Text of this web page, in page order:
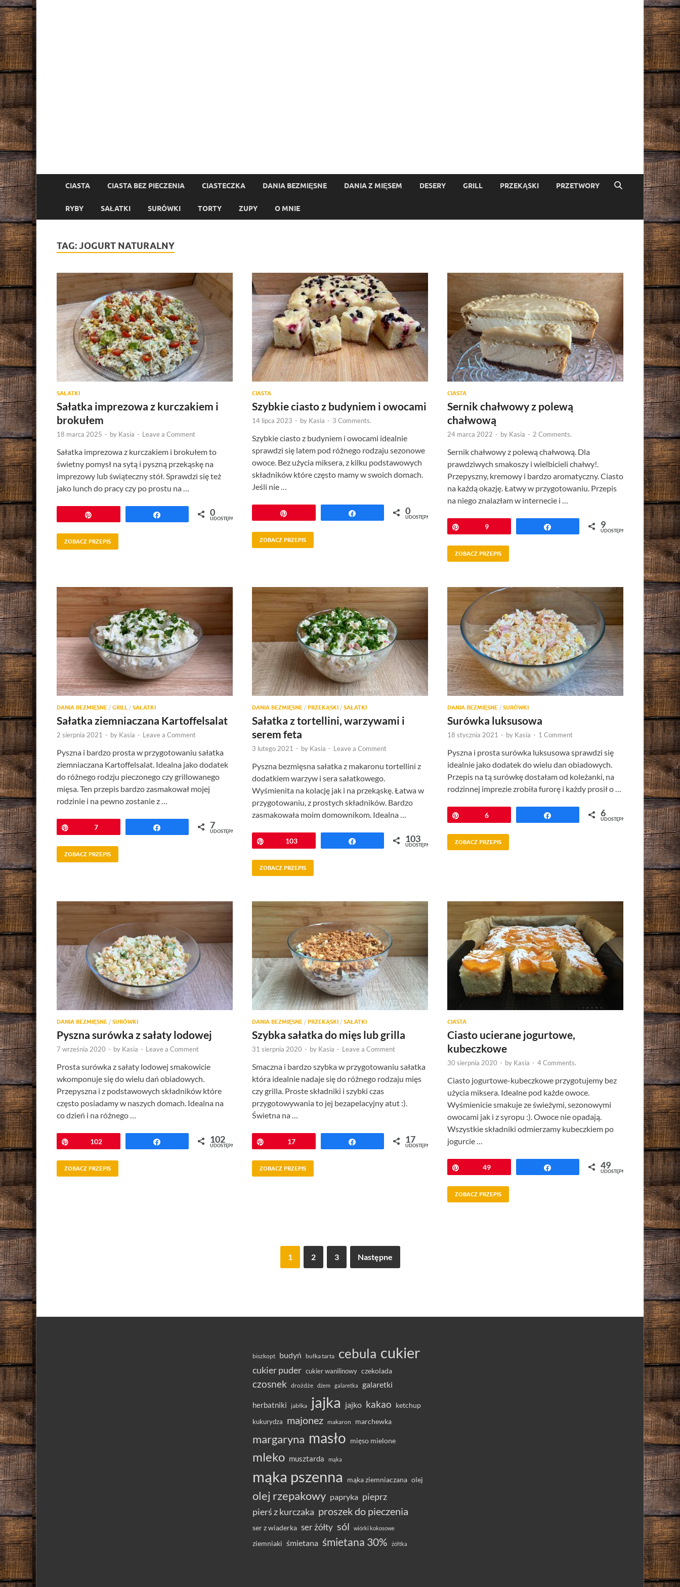
CIASTA CIASTA BEZ PIECZENIA CIASTECZKA DANIA BEZMIĘSNE DANIA Z MIĘSEM DESERY GRILL PRZEKĄSKI PRZETWORY
RYBY SAŁATKI SURÓWKI TORTY ZUPY O MNIE
TAG:JOGURT NATURALNY
SAŁATKI
Sałatka imprezowa z kurczakiem i
brokułem
18 marca 2025 - by Kasia - Leave a Comment
Sałatka imprezowa z kurczakiem i brokułem to
świetny pomysł na sytą i pyszną przekąskę na
imprezowy lub świąteczny stół. Sprawdzi się też
jako lunch do pracy czy po prostu na …
Udostępnij 0
UDOSTĘPNIEŃ
ZOBACZ PRZEPIS
CIASTA
Szybkie ciasto z budyniem i owocami
14 lipca 2023 - by Kasia - 3 Comments.
Szybkie ciasto z budyniem i owocami idealnie
sprawdzi się latem pod różnego rodzaju sezonowe
owoce. Bez użycia miksera, z kilku podstawowych
składników które często mamy w swoich domach.
Jeśli nie …
Udostępnij 0
UDOSTĘPNIEŃ
ZOBACZ PRZEPIS
CIASTA
Sernik chałwowy z polewą
chałwową
24 marca 2022 - by Kasia - 2 Comments.
Sernik chałwowy z polewą chałwową. Dla
prawdziwych smakoszy i wielbicieli chałwy!.
Przepyszny, kremowy i bardzo aromatyczny. Ciasto
na każdą okazję. Łatwy w przygotowaniu. Przepis
na niego znalazłam w internecie i …
Przypnij
9 Udostępnij 9
UDOSTĘPNIEŃ
ZOBACZ PRZEPIS
DANIA BEZMIĘSNE / GRILL / SAŁATKI
Sałatka ziemniaczana Kartoffelsalat
2 sierpnia 2021 - by Kasia - Leave a Comment
Pyszna i bardzo prosta w przygotowaniu sałatka
ziemniaczana Kartoffelsalat. Idealna jako dodatek
do różnego rodzju pieczonego czy grillowanego
mięsa. Ten przepis bardzo zasmakował mojej
rodzinie i na pewno zostanie z …
Przypnij
7 Udostępnij 7
UDOSTĘPNIEŃ
ZOBACZ PRZEPIS
DANIA BEZMIĘSNE / PRZEKĄSKI / SAŁATKI
Sałatka z tortellini, warzywami i
serem feta
3 lutego 2021 - by Kasia - Leave a Comment
Pyszna bezmięsna sałatka z makaronu tortellini z
dodatkiem warzyw i sera sałatkowego.
Wyśmienita na kolację jak i na przekąskę. Łatwa w
przygotowaniu, z prostych składników. Bardzo
zasmakowała moim domownikom. Idealna …
Przypnij
103 Udostępnij 103
UDOSTĘPNIEŃ
ZOBACZ PRZEPIS
DANIA BEZMIĘSNE / SURÓWKI
Surówka luksusowa
18 stycznia 2021 - by Kasia - 1 Comment
Pyszna i prosta surówka luksusowa sprawdzi się
idealnie jako dodatek do wielu dan obiadowych.
Przepis na tą surówkę dostałam od koleżanki, na
rodzinnej imprezie zrobiła furorę i każdy prosił o …
Przypnij
6 Udostępnij 6
UDOSTĘPNIEŃ
ZOBACZ PRZEPIS
DANIA BEZMIĘSNE / SURÓWKI
Pyszna surówka z sałaty lodowej
7 września 2020 - by Kasia - Leave a Comment
Prosta surówka z sałaty lodowej smakowicie
wkomponuje się do wielu dań obiadowych.
Przepyszna i z podstawowych składników które
często posiadamy w naszych domach. Idealna na
co dzień i na różnego …
Przypnij
102 Udostępnij 102
UDOSTĘPNIEŃ
ZOBACZ PRZEPIS
DANIA BEZMIĘSNE / PRZEKĄSKI / SAŁATKI
Szybka sałatka do mięs lub grilla
31 sierpnia 2020 - by Kasia - Leave a Comment
Smaczna i bardzo szybka w przygotowaniu sałatka
która idealnie nadaje się do różnego rodzaju mięs
czy grilla. Proste składniki i szybki czas
przygotowywania to jej bezapelacyjny atut :).
Świetna na …
Przypnij
17 Udostępnij 17
UDOSTĘPNIEŃ
ZOBACZ PRZEPIS
CIASTA
Ciasto ucierane jogurtowe,
kubeczkowe
30 sierpnia 2020 - by Kasia - 4 Comments.
Ciasto jogurtowe-kubeczkowe przygotujemy bez
użycia miksera. Idealne pod każde owoce.
Wyśmienicie smakuje ze świeżymi, sezonowymi
owocami jak i z syropu :). Owoce nie opadają.
Wszystkie składniki odmierzamy kubeczkiem po
jogurcie …
Przypnij
49 Udostępnij 49
UDOSTĘPNIEŃ
ZOBACZ PRZEPIS
1 2 3 Następne
biszkopt budyń bułka tarta cebula cukier
cukier puder cukier wanilinowy czekolada
czosnek drożdże dżem galaretka galaretki
herbatniki jabłka jajka jajko kakao
ketchup
kukurydza
majonez makaron marchewka
margaryna masło mięso mielone
mleko musztarda mąka
mąka pszenna mąka ziemniaczana olej
olej rzepakowy papryka pieprz
pierś z kurczaka proszek do pieczenia
ser z wiaderka ser żółty sól wiórki kokosowe
ziemniaki śmietana śmietana 30% żółtka